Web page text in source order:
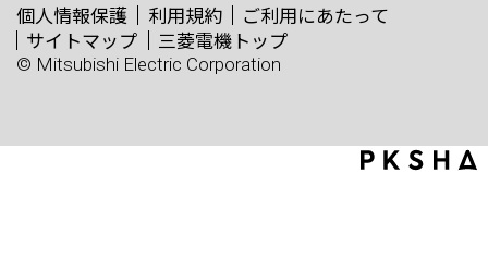
個人情報保護 利用規約
ご利用にあたって
サイトマップ
三菱電機トップ
© Mitsubishi Electric Corporation